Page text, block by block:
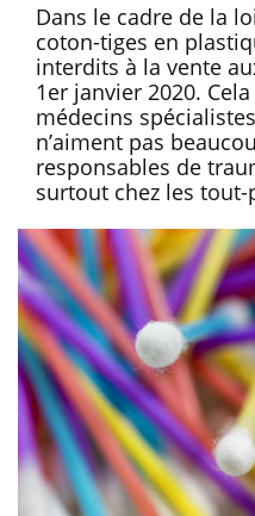
Dans le cadre de la
coton-tiges en
interdits à la vente
1er janvier 2020.
médecins
n’aiment pas
responsables de
surtout chez les tout-